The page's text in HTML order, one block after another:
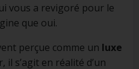
vous a revigoré pour le
que oui.
perçue comme un luxe
il s’agit en réalité d’un